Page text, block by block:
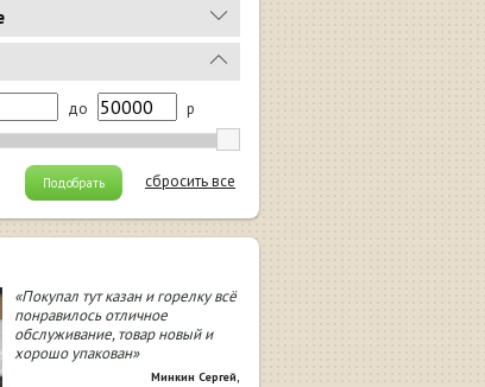
до р
сбросить все
Подобрать
«Покупал тут казан и горелку всё
понравилось отличное
обслуживание, товар новый и
хорошо упакован»
Минкин Сергей,